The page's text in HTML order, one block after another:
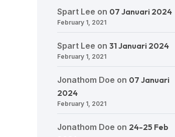
Spart Lee on 07 Januari 2024
February 1, 2021
Spart Lee on 31 Januari 2024
February 1, 2021
Jonathom Doe on 07 Januari
2024
February 1, 2021
Jonathom Doe on 24-25 Feb